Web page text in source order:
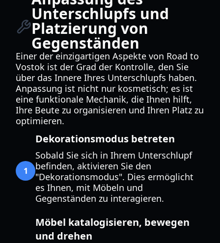
Unterschlupfs und
Platzierung von
Gegenständen
Einer der einzigartigen Aspekte von Road to
Vostok ist der Grad der Kontrolle, den Sie
über das Innere Ihres Unterschlupfs haben.
Anpassung ist nicht nur kosmetisch; es ist
eine funktionale Mechanik, die Ihnen hilft,
Ihre Beute zu organisieren und Ihren Platz zu
optimieren.
1
Dekorationsmodus betreten
Sobald Sie sich in Ihrem Unterschlupf
befinden, aktivieren Sie den
"Dekorationsmodus". Dies ermöglicht
es Ihnen, mit Möbeln und
Gegenständen zu interagieren.
Möbel katalogisieren, bewegen
und drehen